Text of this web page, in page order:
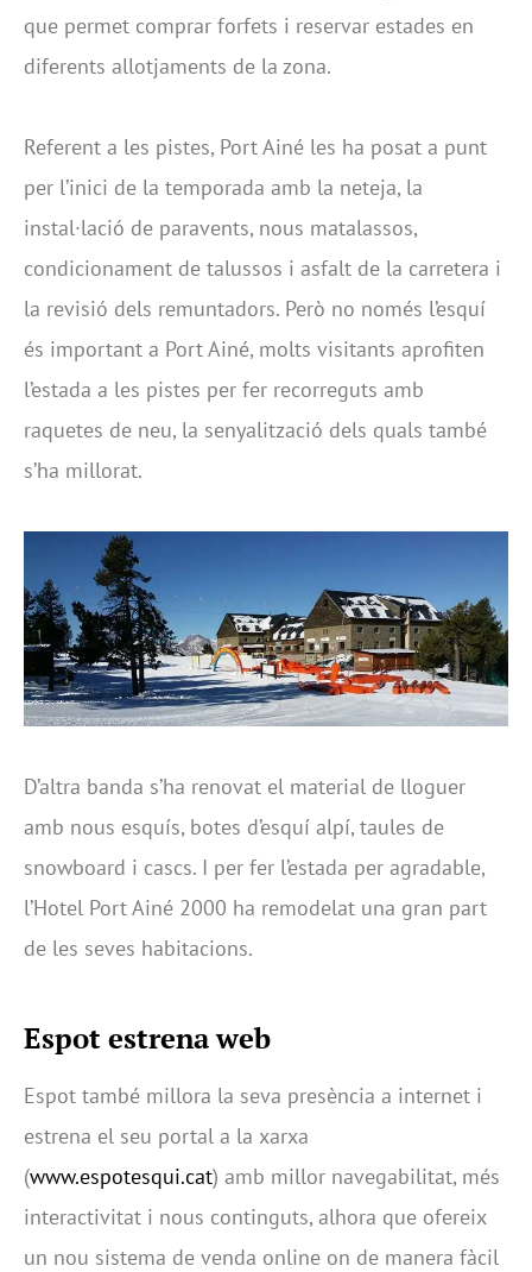
que permet comprar forfets i reservar estades en
diferents allotjaments de la zona.
Referent a les pistes, Port Ainé les ha posat a punt
per l’inici de la temporada amb la neteja, la
instal·lació de paravents, nous matalassos,
condicionament de talussos i asfalt de la carretera i
la revisió dels remuntadors. Però no només l’esquí
és important a Port Ainé, molts visitants aprofiten
l’estada a les pistes per fer recorreguts amb
raquetes de neu, la senyalització dels quals també
s’ha millorat.
D’altra banda s’ha renovat el material de lloguer
amb nous esquís, botes d’esquí alpí, taules de
snowboard i cascs. I per fer l’estada per agradable,
l’Hotel Port Ainé 2000 ha remodelat una gran part
de les seves habitacions.
Espot estrena web
Espot també millora la seva presència a internet i
estrena el seu portal a la xarxa
(www.espotesqui.cat) amb millor navegabilitat, més
interactivitat i nous continguts, alhora que ofereix
un nou sistema de venda online on de manera fàcil